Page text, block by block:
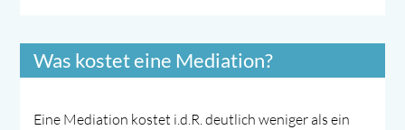
Was kostet eine Mediation?
Eine Mediation kostet i.d.R. deutlich weniger als ein